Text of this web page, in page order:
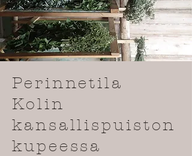
Perinnetila
Kolin
kansallispuiston
kupeessa